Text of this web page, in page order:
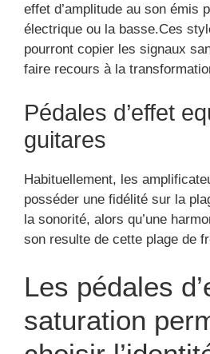
effet d’amplitude au son émis
électrique ou la basse.Ces
pourront copier les signaux
faire recours à la
Pédales d’effet
guitares
Habituellement, les
posséder une fidélité sur la
la sonorité, alors qu’une
son resulte de cette plage de
Les pédales
saturation